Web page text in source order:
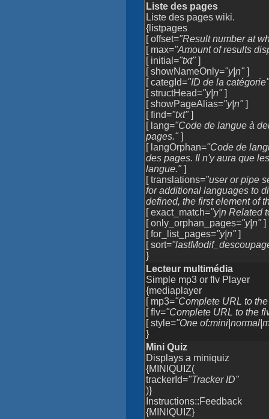
Liste des pages
Liste des pages wiki.
{listpages
[ offset="Result number at
[ max="Amount of results
[ initial="txt"]
[ showNameOnly="y|n"]
[ categId="ID de la
[ structHead="y|n"]
[ showPageAlias="y|n"]
[ find="txt"]
[ lang="Code de langue à
pages."]
[ langOrphan="Code de
des pages. Il n'y aura que
langue."]
[ translations="user or pipe
for additional languages to
defined, the first element of
[ exact_match="y|n Related
[ only_orphan_pages="y|n"]
[ for_list_pages="y|n"]
[ sort=
}
Lecteur multimédia
Simple mp3 or flv Player
{mediaplayer
[ mp3="Complete URL to
[ flv="Complete URL to the
[ style="One
}
Mini Quiz
Displays a miniquiz
{MINIQUIZ(
trackerId="Tracker ID"
)}
Instructions::Feedback
{MINIQUIZ}